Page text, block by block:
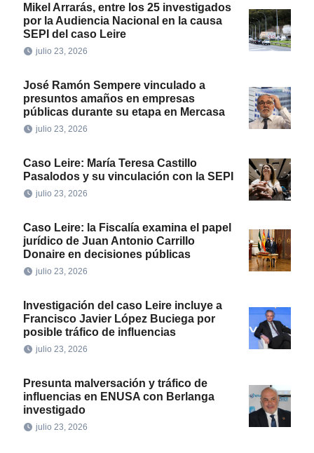
Mikel Arrarás, entre los 25 investigados
por la Audiencia Nacional en la causa
SEPI del caso Leire
julio 23, 2026
José Ramón Sempere vinculado a
presuntos amaños en empresas
públicas durante su etapa en Mercasa
julio 23, 2026
Caso Leire: María Teresa Castillo
Pasalodos y su vinculación con la SEPI
julio 23, 2026
Caso Leire: la Fiscalía examina el papel
jurídico de Juan Antonio Carrillo
Donaire en decisiones públicas
julio 23, 2026
Investigación del caso Leire incluye a
Francisco Javier López Buciega por
posible tráfico de influencias
julio 23, 2026
Presunta malversación y tráfico de
influencias en ENUSA con Berlanga
investigado
julio 23, 2026